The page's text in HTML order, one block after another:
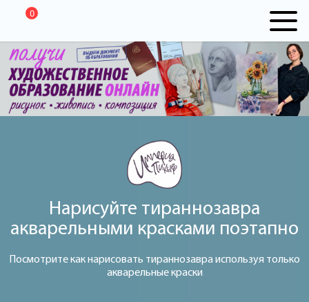
0
Нарисуйте тираннозавра
акварельными красками поэтапно
Посмотрите как нарисовать тираннозавра используя только
акварельные краски